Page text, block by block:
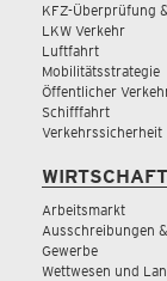
KFZ-Überprüfung
LKW Verkehr
Luftfahrt
Mobilitätsstrategie
Öffentlicher
Schifffahrt
Verkehrssicherheit
Arbeitsmarkt
Ausschreibungen
Gewerbe
Wettwesen und